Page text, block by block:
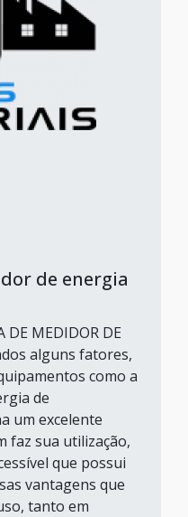
de energia
DE MEDIDOR DE
alguns fatores,
como a
de
um excelente
faz sua utilização,
que possui
vantagens que
tanto em